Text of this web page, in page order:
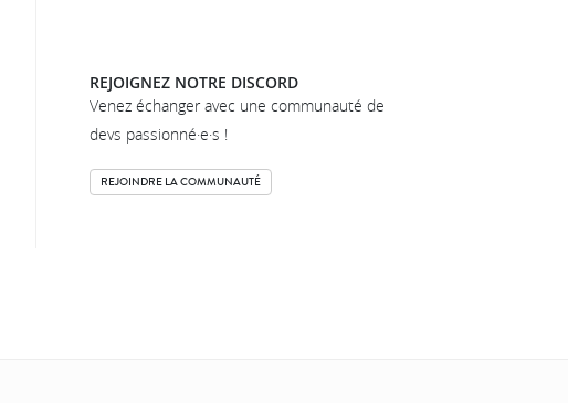
REJOIGNEZ NOTRE DISCORD
Venez échanger avec une communauté de
devs passionné·e·s !
REJOINDRE LA COMMUNAUTÉ